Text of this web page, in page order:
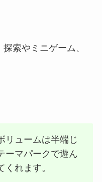
索やミニゲーム、
リュームは半端じ
ーマパークで遊ん
れます。